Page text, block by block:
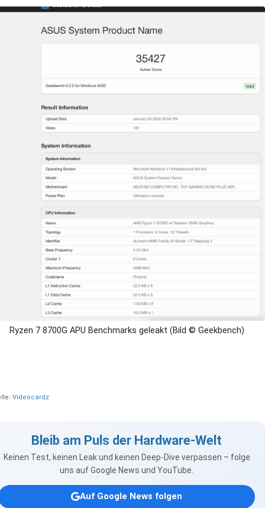
Ryzen 7 8700G APU Benchmarks geleakt (Bild © Geekbench)
Videocardz
Bleib am Puls der Hardware-Welt
Keinen Test, keinen Leak und keinen Deep-Dive verpassen – folge
uns auf Google News und YouTube.
Auf Google News folgen